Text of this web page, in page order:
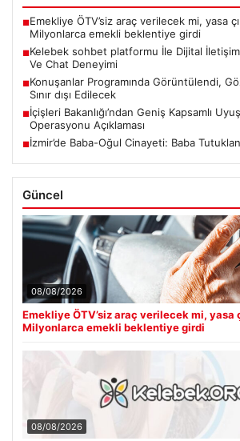
■Emekliye ÖTV’siz araç verilecek mi, yasa
Milyonlarca emekli beklentiye girdi
■Kelebek sohbet platformu İle Dijital
Ve Chat Deneyimi
■Konuşanlar Programında Görüntülendi,
Sınır dışı Edilecek
■İçişleri Bakanlığı’ndan Geniş Kapsamlı
Operasyonu Açıklaması
■İzmir’de Baba-Oğul Cinayeti: Baba
Güncel
08/08/2026
Emekliye ÖTV’siz araç verilecek mi, yasa
Milyonlarca emekli beklentiye girdi
08/08/2026